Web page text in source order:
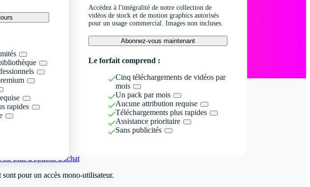
rapides
Accédez à l'intégralité de notre collection de
vidéos de stock et de motion graphics autorisés
pour un usage commercial. Images non incluses.
Abonnez-vous maintenant
Le forfait comprend :
Cinq téléchargements de vidéos par
mois
Un pack par mois
Aucune attribution requise
Téléchargements plus rapides
Assistance prioritaire
Sans publicités
plus d'options d'achat
sont pour un accès mono-utilisateur.